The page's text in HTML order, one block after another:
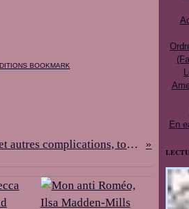
BOOKMARK
Pactiser avec l'ennemi - Romance et autres complications, tome 1, Lauren Landisch
En